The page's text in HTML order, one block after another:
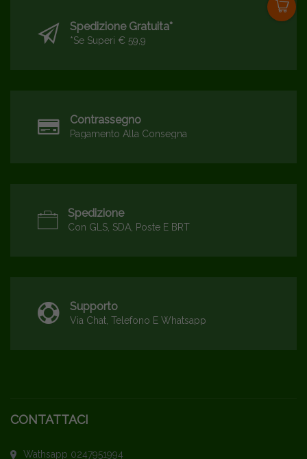
Spedizione Gratuita*
*se Superi € 59,9
Contrassegno
Pagamento Alla Consegna
Spedizione
Con GLS, SDA, Poste E BRT
Supporto
Via Chat, Telefono E Whatsapp
CONTATTACI
Wathsapp 0247951994